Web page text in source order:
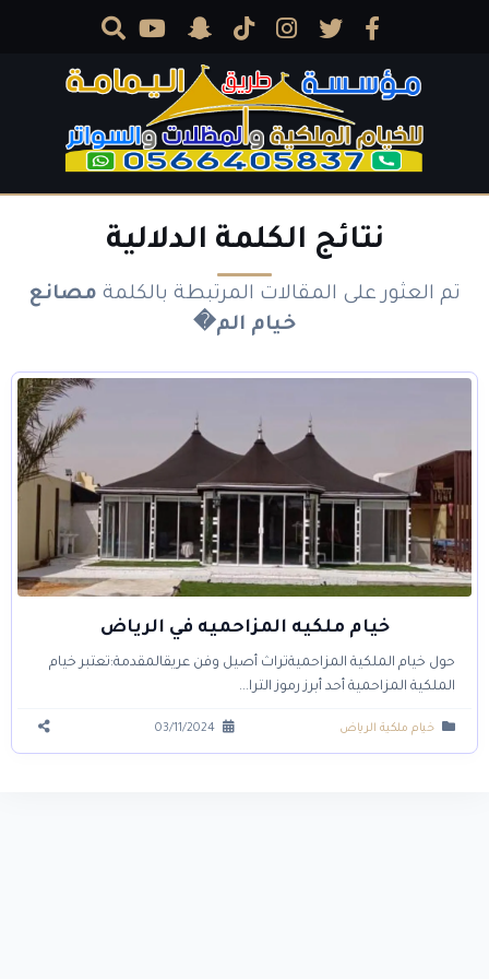
نتائج الكلمة الدلالية
تم العثور على المقالات المرتبطة بالكلمة مصانع
خيام الم�
خيام ملكيه المزاحميه في الرياض
حول خيام الملكية المزاحميةتراث أصيل وفن عريقالمقدمة:تعتبر خيام
الملكية المزاحمية أحد أبرز رموز الترا...
خيام ملكية الرياض